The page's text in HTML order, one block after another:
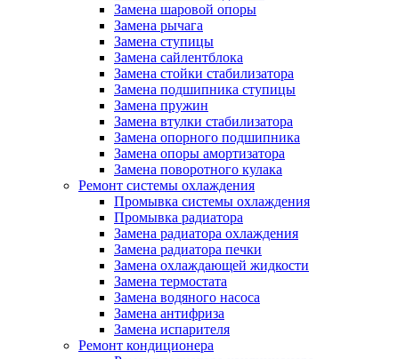
Замена шаровой опоры
Замена рычага
Замена ступицы
Замена сайлентблока
Замена стойки стабилизатора
Замена подшипника ступицы
Замена пружин
Замена втулки стабилизатора
Замена опорного подшипника
Замена опоры амортизатора
Замена поворотного кулака
Ремонт системы охлаждения
Промывка системы охлаждения
Промывка радиатора
Замена радиатора охлаждения
Замена радиатора печки
Замена охлаждающей жидкости
Замена термостата
Замена водяного насоса
Замена антифриза
Замена испарителя
Ремонт кондиционера